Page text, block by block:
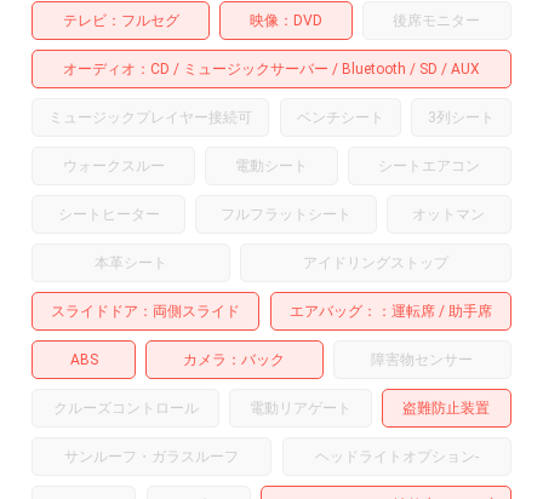
テレビ フルセグ 映像 DVD 後席モニター
オーディオ CD ミュージックサーバー Bluetooth SD AUX
ミュージックプレイヤー接続可 ベンチシート 3列シート
ウォークスルー 電動シート シートエアコン
シートヒーター フルフラットシート オットマン
本革シート アイドリングストップ
スライドドア 両側スライド エアバッグ： 運転席 助手席
ABS カメラ バック 障害物センサー
クルーズコントロール 電動リアゲート 盗難防止装置
サンルーフ・ガラスルーフ ヘッドライトオプション-